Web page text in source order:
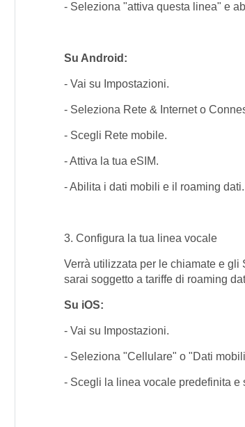
- Seleziona "attiva questa linea" e
Su Android:
- Vai su Impostazioni.
- Seleziona Rete & Internet o
- Scegli Rete mobile.
- Attiva la tua eSIM.
- Abilita i dati mobili e il roaming dati.
3. Configura la tua linea vocale
Verrà utilizzata per le chiamate e gli
sarai soggetto a tariffe di roaming
Su iOS:
- Vai su Impostazioni.
- Seleziona "Cellulare" o "Dati
- Scegli la linea vocale predefinita e